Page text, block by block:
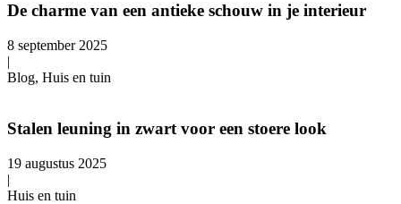
De charme van een antieke schouw in je interieur
8 september 2025
|
Blog, Huis en tuin
Stalen leuning in zwart voor een stoere look
19 augustus 2025
|
Huis en tuin